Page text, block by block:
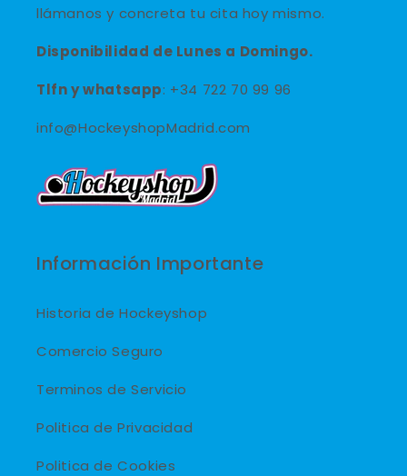
llámanos y concreta tu cita hoy mismo.
Disponibilidad de Lunes a Domingo.
Tlfn ywhatsapp: +34 722 70 99 96
info@HockeyshopMadrid.com
Información Importante
Historia de Hockeyshop
Comercio Seguro
Terminos de Servicio
Politica de Privacidad
Politica de Cookies